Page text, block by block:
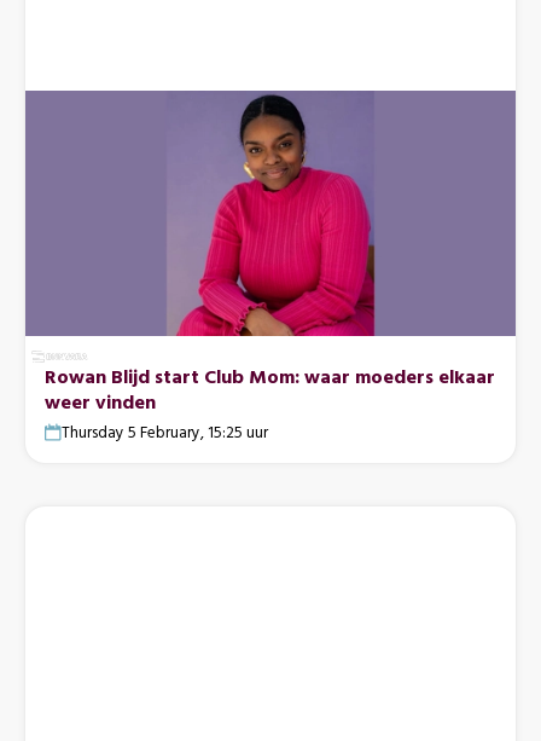
Rowan Blijd start Club Mom: waar moeders elkaar
weer vinden
Thursday 5 February, 15:25 uur